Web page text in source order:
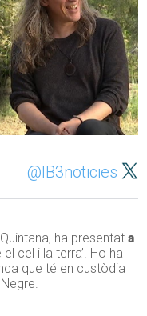
@IB3noticies
ha presentata
el cel i la terra’. Ho ha
que té en custòdia